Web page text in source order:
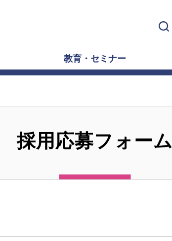
教育・セミナー
採用応募フォーム